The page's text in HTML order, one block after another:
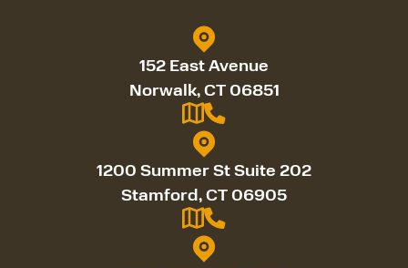
152 East Avenue
Norwalk, CT 06851
1200 Summer St Suite 202
Stamford, CT 06905